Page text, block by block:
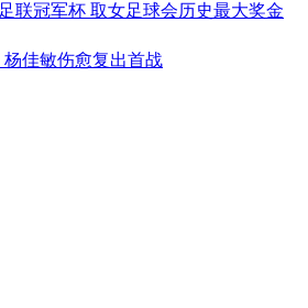
联冠军杯 取女足球会历史最大奖金
佳敏伤愈复出首战